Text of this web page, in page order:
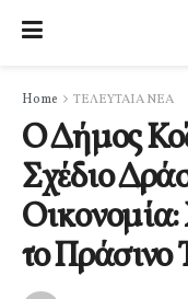
Home ΤΕΛΕΥΤΑΙΑ ΝΕΑ
Ο Δήμος
Σχέδιο
το Πράσινο